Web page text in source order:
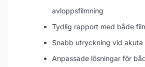
avloppsfilmning
Tydlig rapport med både
Snabb utryckning vid akuta
Anpassade lösningar för